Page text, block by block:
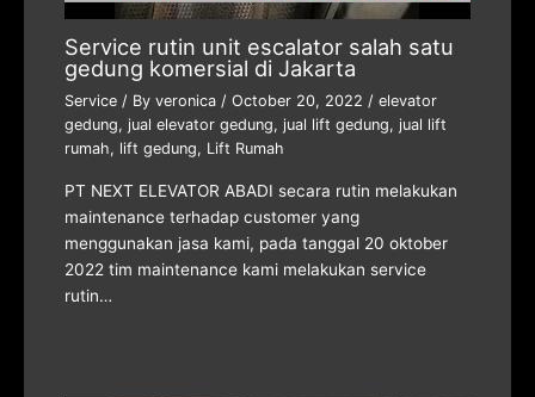
Service rutin unit escalator salah satu
gedung komersial di Jakarta
Service / Byveronica/October 20, 2022/elevator
gedung, jual elevator gedung, jual lift gedung, jual lift
rumah, lift gedung, Lift Rumah
PT NEXT ELEVATOR ABADI secara rutin melakukan
maintenance terhadap customer yang
menggunakan jasa kami, pada tanggal 20 oktober
2022 tim maintenance kami melakukan service
rutin…